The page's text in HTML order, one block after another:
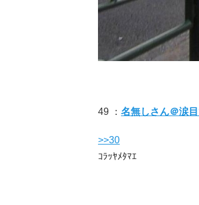
49 ： 名無しさん＠涙目
>>30
ｺﾗｯﾔﾒﾀﾏｴ